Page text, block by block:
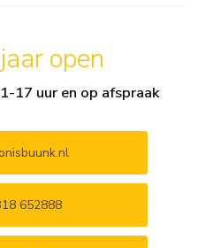
open
17 uur en op afspraak
652888